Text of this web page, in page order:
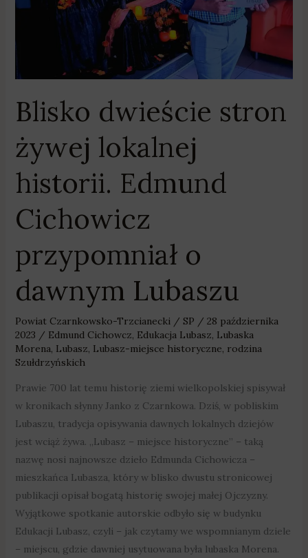
Blisko dwieście stron
żywej lokalnej
historii. Edmund
Cichowicz
przypomniał o
dawnym Lubaszu
Powiat Czarnkowsko-Trzcianecki/ SP / 28 października
2023 / Edmund Cichowcz, Edukacja Lubasz, Lubaska
Morena, Lubasz, Lubasz-miejsce historyczne, rodzina
Szułdrzyńskich
Prawie 700 lat temu historię ziemi wielkopolskiej spisywał
w kronikach słynny Janko z Czarnkowa. Dziś, w pobliskim
Lubaszu, tradycja opisywania dawnych lokalnych dziejów
jest wciąż żywa. „Lubasz – miejsce historyczne” – taką
nazwę nosi najnowsze dzieło Edmunda Cichowicza –
mieszkańca Lubasza, który w blisko dwustu stronicowej
publikacji opisał bogatą historię swojej małej Ojczyzny.
Wyjątkowe spotkanie autorskie odbyło się w budynku
Edukacji Lubasz, czyli – jak czytamy we wspomnianym dziele
– miejscu, gdzie dawniej usytuowana była lubaska Morena.
o
Lubaszu